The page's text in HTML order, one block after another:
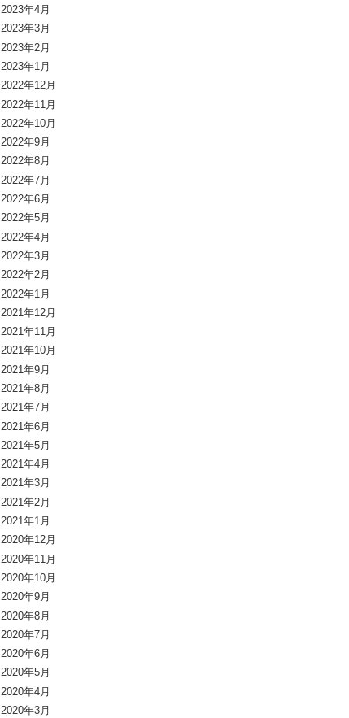
2023年4月
2023年3月
2023年2月
2023年1月
2022年12月
2022年11月
2022年10月
2022年9月
2022年8月
2022年7月
2022年6月
2022年5月
2022年4月
2022年3月
2022年2月
2022年1月
2021年12月
2021年11月
2021年10月
2021年9月
2021年8月
2021年7月
2021年6月
2021年5月
2021年4月
2021年3月
2021年2月
2021年1月
2020年12月
2020年11月
2020年10月
2020年9月
2020年8月
2020年7月
2020年6月
2020年5月
2020年4月
2020年3月